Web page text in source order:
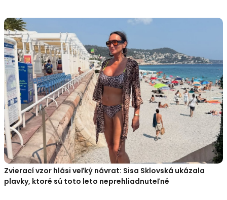
Zvierací vzor hlási veľký návrat: Sisa Sklovská ukázala
plavky, ktoré sú toto leto neprehliadnuteľné